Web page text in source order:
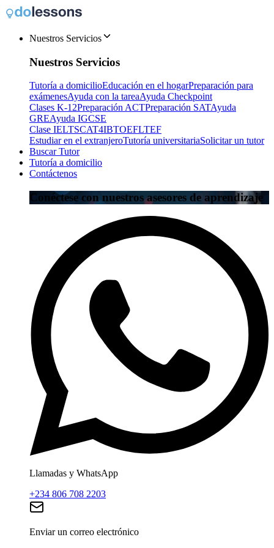
Nuestros Servicios
Nuestros Servicios
Tutoría a domicilioEducación en el hogarPreparación para
exámenesAyuda con la tareaAyuda Checkpoint
Clases K-12Preparación ACTPreparación SATAyuda
GREAyuda IGCSE
Clase IELTSCAT4IBTOEFLTEF
Estudiar en el extranjeroTutoría universitariaSolicitar un tutor
Buscar Tutor
Tutoría a domicilio
Contáctenos
Conéctese con nuestros asesores de aprendizaje
Llamadas y WhatsApp
+234 806 708 2203
Enviar un correo electrónico